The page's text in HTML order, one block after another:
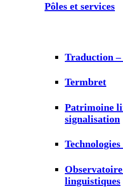
Pôles et services
Traduction –
Termbret
Patrimoine
signalisation
linguistiques